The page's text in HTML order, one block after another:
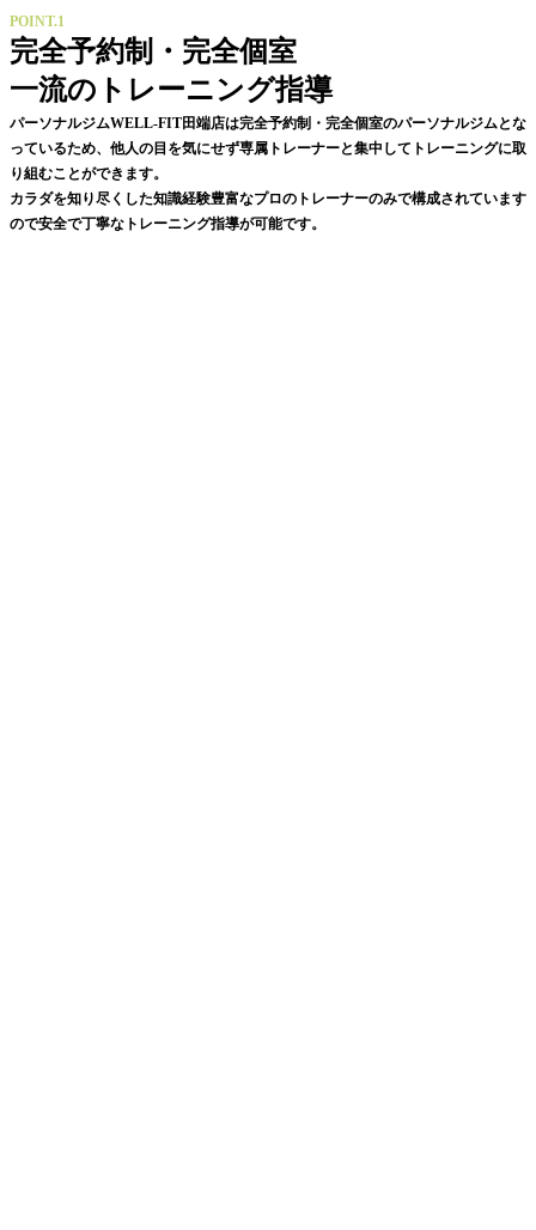
POINT.1
完全予約制・完全個室
一流のトレーニング指導
パーソナルジムWELL-FIT田端店は完全予約制・完全個室のパーソナルジムとな
っているため、他人の目を気にせず専属トレーナーと集中してトレーニングに取
り組むことができます。
カラダを知り尽くした知識経験豊富なプロのトレーナーのみで構成されています
ので安全で丁寧なトレーニング指導が可能です。